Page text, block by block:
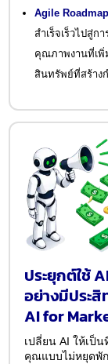
Agile
สำเร็จเร็วไปสู่
คุณภาพงานที่เพิ่
สินทรัพย์ที่สร้าง
ประยุกต์ใช้
อย่างมีประ
AI for
เปลี่ยน AI ให้เป็
คุณแบบไม่หยุดพั